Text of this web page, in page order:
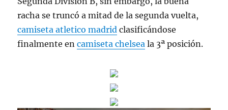
racha se truncó a mitad de la segunda vuelta,
camiseta atletico madrid clasificándose
finalmente encamiseta chelsea la 3ª posición.